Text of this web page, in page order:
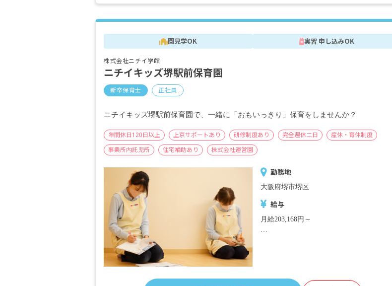
ーターがいます
■準主任手当
2年目・・・月額10,000円
象）200,000円
力によるが就業規則に沿って昇給を行なう
■賞与年2回 昨年実績：計3.5カ月分※初年
＜年収例＞
園見学OK 実習 申し込みOK
株式会社ニチイ学館
ニチイキッズ堺駅前保育園
新卒保育士 正社員
ニチイキッズ堺駅前保育園で、一緒に「おもいっきり」保育をしませんか？
年間休日120日以上 上京サポートあり 研修制度あり 完全週休二日 産休・育休制度
事業所内託児所 住宅補助あり 株式会社運営園
勤務地
大阪府堺市堺区
給与
月給203,168円～
■時間外手当